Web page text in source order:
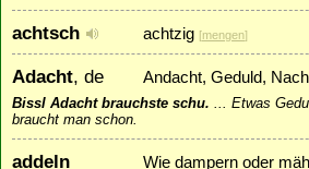
achtsch achtzig [mengen]
Adacht, de Andacht, Geduld,
Bissl Adacht brauchste schu.
Etwas
braucht man schon.
addeln
Wie dampern oder